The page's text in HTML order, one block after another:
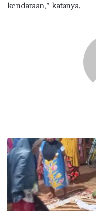
kendaraan,” katanya.